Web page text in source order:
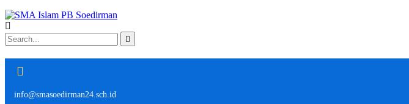
info@smasoedirman24.sch.id